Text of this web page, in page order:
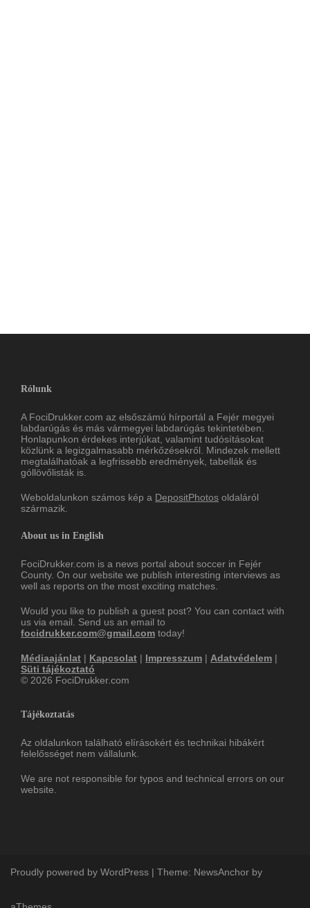
Rólunk
A FociDrukker.com az elsőszámú hírportál a Fejér megyei
labdarúgás és más vármegyei labdarúgás tekintetében.
Honlapunkon érdekes interjúkat, valamint tudósításokat
közlünk a legizgalmasabb mérkőzésekről. Mindezek mellett
megtalálhatóak a legfrissebb eredmények, tabellák és
góllövőlisták is.
Weboldalunkon számos kép a DepositPhotos oldaláról
származik.
About us in English
FociDrukker.com is a news portal about soccer in Fejér
County. On our website we publish interesting interviews as
well as reports on the most exciting matches.
Would you like to publish a guest post? You can contact with
us via email. Send us an email to
focidrukker.com@gmail.com today!
Médiaajánlat | Kapcsolat | Impresszum | Adatvédelem |
Süti tájékoztató
© 2026 FociDrukker.com
Tájékoztatás
Az oldalunkon található elírásokért és technikai hibákért
felelősséget nem vállalunk.
We are not responsible for typos and technical errors on our
website.
Proudly powered by WordPress | Theme: NewsAnchor by